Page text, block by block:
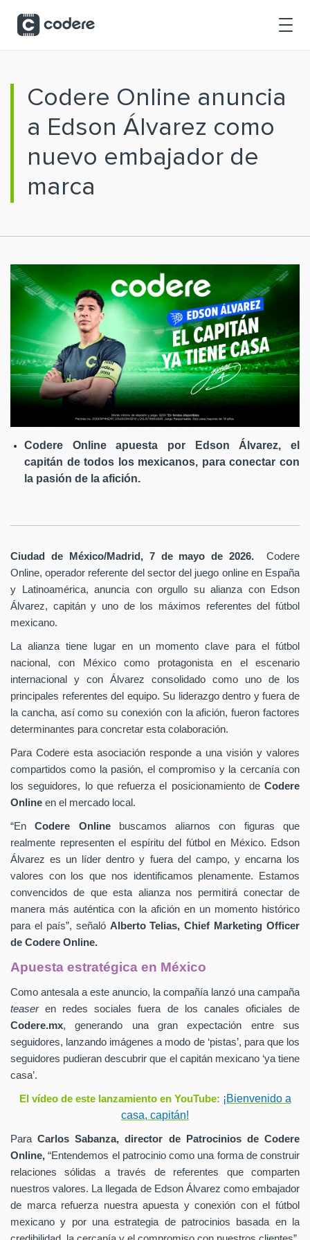
Codere Online anuncia
a Edson Álvarez como
nuevo embajador de
marca
Codere Online apuesta por Edson Álvarez, el
capitán de todos los mexicanos, para conectar con
la pasión de la afición.
Ciudad de México/Madrid, 7 de mayo de 2026. Codere
Online, operador referente del sector del juego online en España
y Latinoamérica, anuncia con orgullo su alianza con Edson
Álvarez, capitán y uno de los máximos referentes del fútbol
mexicano.
La alianza tiene lugar en un momento clave para el fútbol
nacional, con México como protagonista en el escenario
internacional y con Álvarez consolidado como uno de los
principales referentes del equipo. Su liderazgo dentro y fuera de
la cancha, así como su conexión con la afición, fueron factores
determinantes para concretar esta colaboración.
Para Codere esta asociación responde a una visión y valores
compartidos como la pasión, el compromiso y la cercanía con
los seguidores, lo que refuerza el posicionamiento de Codere
Online en el mercado local.
“EnCodere Onlinebuscamos aliarnos con figuras que
realmente representen el espíritu del fútbol en México. Edson
Álvarez es un líder dentro y fuera del campo, y encarna los
valores con los que nos identificamos plenamente. Estamos
convencidos de que esta alianza nos permitirá conectar de
manera más auténtica con la afición en un momento histórico
para el país”, señaló Alberto Telias,Chief Marketing Officer
de Codere Online.
Apuesta estratégica en México
Como antesala a este anuncio, la compañía lanzó una campaña
teaseren redes sociales fuera de los canales oficiales de
Codere.mx,
generando una gran expectación entre sus
seguidores, lanzando imágenes a modo de ‘pistas’, para que los
seguidores pudieran descubrir que el capitán mexicano ‘ya tiene
casa’.
El vídeo de este lanzamiento en YouTube: ¡Bienvenido a
casa, capitán!
ParaCarlos Sabanza, director de Patrocinios de Codere
Online, “Entendemos el patrocinio como una forma de construir
relaciones sólidas a través de referentes que comparten
nuestros valores. La llegada de Edson Álvarez como embajador
de marca refuerza nuestra apuesta y conexión con el fútbol
mexicano y por una estrategia de patrocinios basada en la